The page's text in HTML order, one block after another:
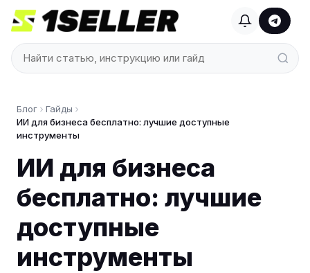
Блог
Гайды
ИИ для бизнеса бесплатно: лучшие доступные
инструменты
ИИ для бизнеса
бесплатно: лучшие
доступные
инструменты